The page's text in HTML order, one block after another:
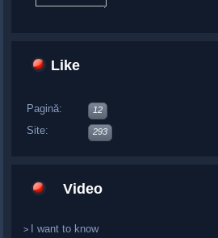
Like
Pagină: 12
Site: 293
Video
> I want to know